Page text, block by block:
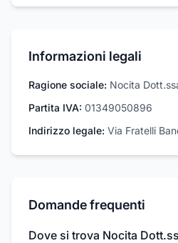
Informazioni legali
Ragione sociale: Nocita
Partita IVA: 01349050896
Indirizzo legale: Via Fratelli
Domande frequenti
Dove si trova Nocita